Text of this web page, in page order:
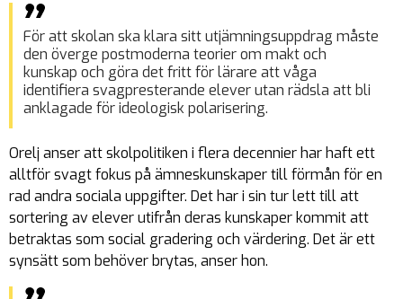
För att skolan ska klara sitt utjämningsuppdrag måste
den överge postmoderna teorier om makt och
kunskap och göra det fritt för lärare att våga
identifiera svagpresterande elever utan rädsla att bli
anklagade för ideologisk polarisering.
Orelj anser att skolpolitiken i flera decennier har haft ett
alltför svagt fokus på ämneskunskaper till förmån för en
rad andra sociala uppgifter. Det har i sin tur lett till att
sortering av elever utifrån deras kunskaper kommit att
betraktas som social gradering och värdering. Det är ett
synsätt som behöver brytas, anser hon.